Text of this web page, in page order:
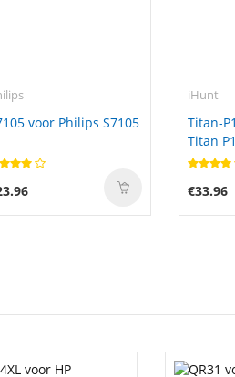
voor Philips S7105
iHunt
Titan-
Titan
€33.96